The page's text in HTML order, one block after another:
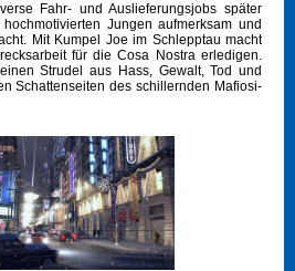
Fahr- und Auslieferungsjobs später
Jungen aufmerksam und
Mit Kumpel Joe im Schlepptau macht
für die Cosa Nostra erledigen.
Strudel aus Hass, Gewalt, Tod und
Schattenseiten des schillernden Mafiosi-